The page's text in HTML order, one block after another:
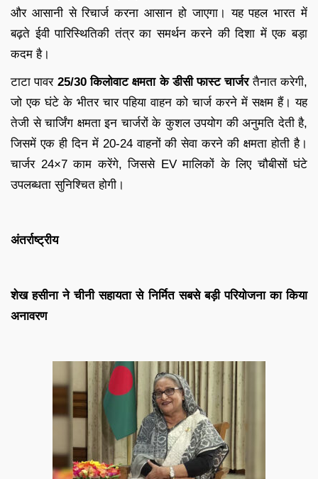
और आसानी से रिचार्ज करना आसान हो जाएगा। यह पहल भारत में
बढ़ते ईवी पारिस्थितिकी तंत्र का समर्थन करने की दिशा में एक बड़ा
कदम है।
टाटा पावर 25/30 किलोवाट क्षमता के डीसी फास्ट चार्जरतैनात करेगी,
जो एक घंटे के भीतर चार पहिया वाहन को चार्ज करने में सक्षम हैं। यह
तेजी से चार्जिंग क्षमता इन चार्जरों के कुशल उपयोग की अनुमति देती है,
जिसमें एक ही दिन में 20-24 वाहनों की सेवा करने की क्षमता होती है।
चार्जर 24×7 काम करेंगे, जिससे EV मालिकों के लिए चौबीसों घंटे
उपलब्धता सुनिश्चित होगी।
अंतर्राष्ट्रीय
शेख हसीना ने चीनी सहायता से निर्मित सबसे बड़ी परियोजना का किया
अनावरण